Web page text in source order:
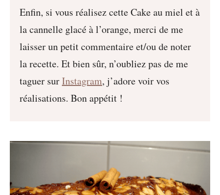
Enfin, si vous réalisez cette Cake au miel et à
la cannelle glacé à l’orange, merci de me
laisser un petit commentaire et/ou de noter
la recette. Et bien sûr, n’oubliez pas de me
taguer surInstagram, j’adore voir vos
réalisations. Bon appétit !